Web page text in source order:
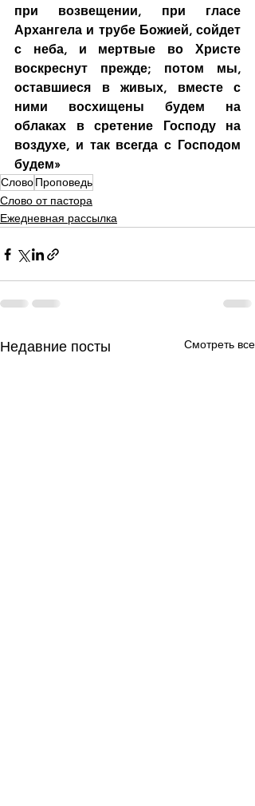
при возвещении, при гласе
Архангела и трубе Божией, сойдет
с неба, и мертвые во Христе
воскреснут прежде; потом мы,
оставшиеся в живых, вместе с
ними восхищены будем на
облаках в сретение Господу на
воздухе, и так всегда с Господом
будем»
СловоПроповедь
Слово от пастора
Ежедневная рассылка
Недавние посты Смотреть все